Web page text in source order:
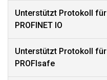
Unterstützt Protokoll für
PROFINET IO
Unterstützt Protokoll für
PROFIsafe